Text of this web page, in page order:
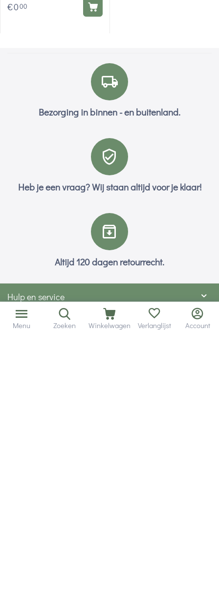
€000
Bezorging in binnen - en buitenland.
Heb je een vraag? Wij staan altijd voor je klaar!
Altijd 120 dagen retourrecht.
Hulp en service
Contact gegevens
Menu Zoeken Winkelwagen Verlanglijst Account